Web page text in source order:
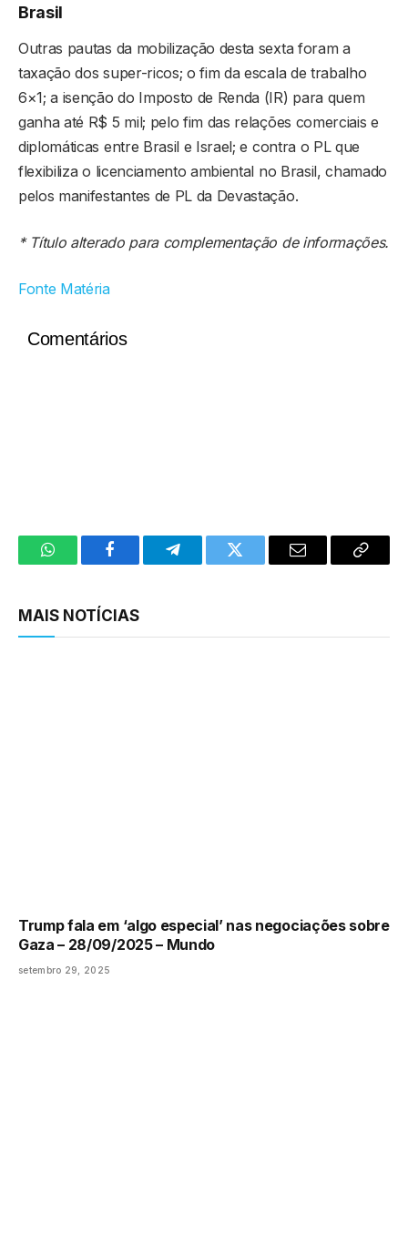
Brasil
Outras pautas da mobilização desta sexta foram a
taxação dos super-ricos; o fim da escala de trabalho
6×1; a isenção do Imposto de Renda (IR) para quem
ganha até R$ 5 mil; pelo fim das relações comerciais e
diplomáticas entre Brasil e Israel; e contra o PL que
flexibiliza o licenciamento ambiental no Brasil, chamado
pelos manifestantes de PL da Devastação.
* Título alterado para complementação de informações.
Fonte Matéria
Comentários
WhatsAppFacebookTelegramTwitter Email
Copy
MAIS NOTÍCIAS
Trump fala em ‘algo especial’ nas negociações sobre
Gaza – 28/09/2025 – Mundo
setembro 29, 2025